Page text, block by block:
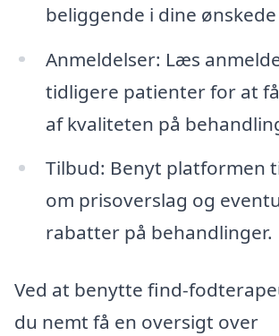
beliggende i dine ønskede
Anmeldelser: Læs
tidligere patienter for at
af kvaliteten på
Tilbud: Benyt platformen
om prisoverslag og
rabatter på behandlinger.
Ved at benytte find-
du nemt få en oversigt over